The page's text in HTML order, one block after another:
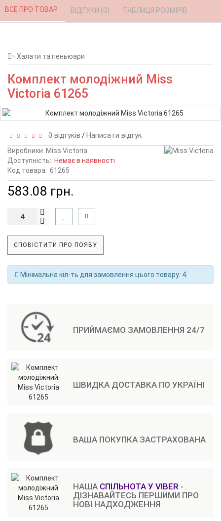
Халати та пеньюари
Комплект молодіжний Miss
Victoria 61265
ВСЕ ПРО ТОВАР ВІДГУКИ (0) ТАБЛИЦЯ РОЗМІРІВ
0 відгуків /Написати відгук
Виробники Miss Victoria
Доступність: Немає в наявності
Код товара: 61265
583.08 грн.
СПОВІСТИТИ ПРО ПОЯВУ
Мінімальна кіл-ть для замовлення цього товару: 4.
ПРИЙМАЄМО ЗАМОВЛЕННЯ 24/7
ШВИДКА ДОСТАВКА ПО УКРАЇНІ
ВАША ПОКУПКА ЗАСТРАХОВАНА
НАША СПІЛЬНОТА У VIBER -
ДІЗНАВАЙТЕСЬ ПЕРШИМИ ПРО
НОВІ НАДХОДЖЕННЯ